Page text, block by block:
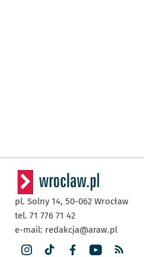
pl. Solny 14, 50-062 Wrocław
tel. 71 776 71 42
e-mail: redakcja@araw.pl